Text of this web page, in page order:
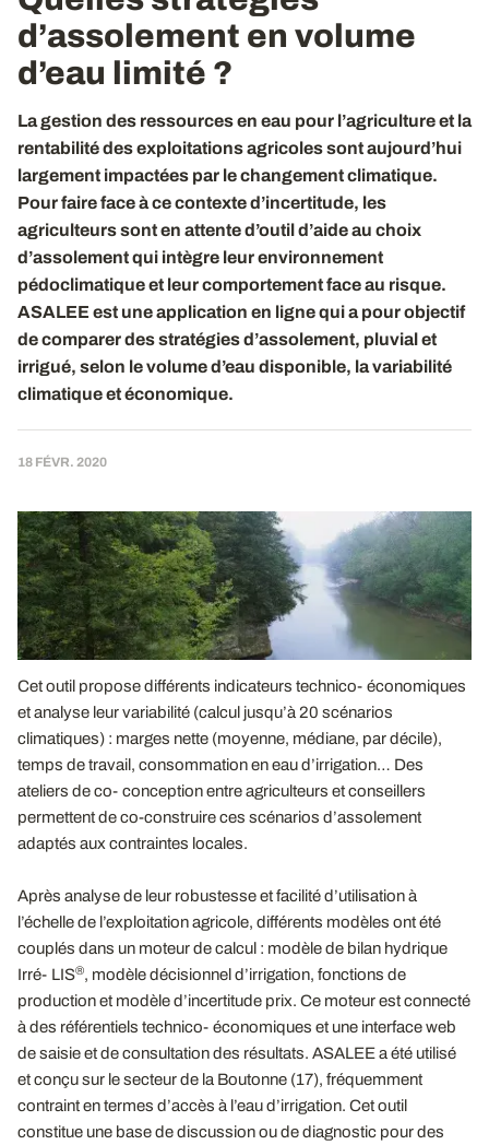
d’assolement en volume
d’eau limité ?
La gestion des ressources en eau pour l’agriculture et la
rentabilité des exploitations agricoles sont aujourd’hui
largement impactées par le changement climatique.
Pour faire face à ce contexte d’incertitude, les
agriculteurs sont en attente d’outil d’aide au choix
d’assolement qui intègre leur environnement
pédoclimatique et leur comportement face au risque.
ASALEE est une application en ligne qui a pour objectif
de comparer des stratégies d’assolement, pluvial et
irrigué, selon le volume d’eau disponible, la variabilité
climatique et économique.
18 FÉVR. 2020
Cet outil propose différents indicateurs technico‐économiques
et analyse leur variabilité (calcul jusqu’à 20 scénarios
climatiques) : marges nette (moyenne, médiane, par décile),
temps de travail, consommation en eau d’irrigation… Des
ateliers de co‐conception entre agriculteurs et conseillers
permettent de co-construire ces scénarios d’assolement
adaptés aux contraintes locales.
Après analyse de leur robustesse et facilité d’utilisation à
l’échelle de l’exploitation agricole, différents modèles ont été
couplés dans un moteur de calcul : modèle de bilan hydrique
Irré‐LIS®, modèle décisionnel d’irrigation, fonctions de
production et modèle d’incertitude prix. Ce moteur est connecté
à des référentiels technico‐économiques et une interface web
de saisie et de consultation des résultats. ASALEE a été utilisé
et conçu sur le secteur de la Boutonne (17), fréquemment
contraint en termes d’accès à l’eau d’irrigation. Cet outil
constitue une base de discussion ou de diagnostic pour des